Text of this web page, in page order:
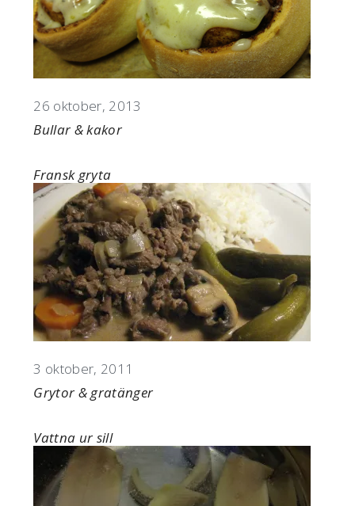
Datum
26 oktober, 2013
I relation till
Bullar & kakor
Fransk gryta
Datum
3 oktober, 2011
I relation till
Grytor & gratänger
Vattna ur sill